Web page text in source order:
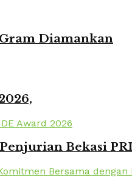
Diamankan
Bekasi